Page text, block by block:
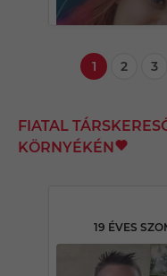
1 2 3
FIATAL
KÖRNYÉKÉN
19 ÉVES